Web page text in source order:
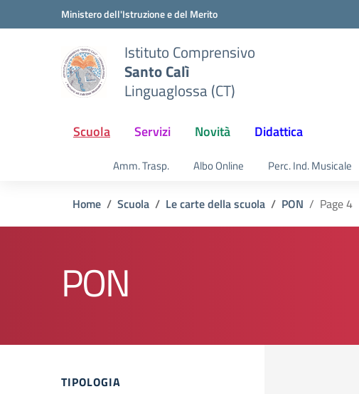
Vai ai contenuti
Vai al menu di navigazioneMinistero dell'Istruzione e del Merito
Istituto Comprensivo
Santo Calì
Linguaglossa (CT)
Scuola Servizi Novità Didattica
Amm. Trasp. Albo Online Perc. Ind. Musicale
Home Scuola Le carte della scuola PON Page 4
PON
TIPOLOGIA